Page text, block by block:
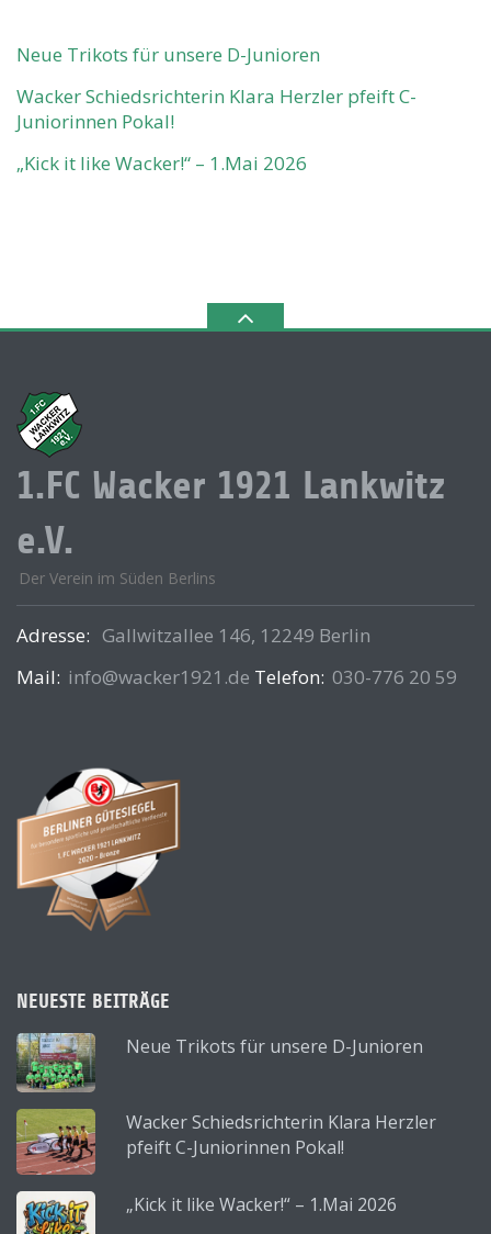
Neue Trikots für unsere D-Junioren
Wacker Schiedsrichterin Klara Herzler pfeift C-
Juniorinnen Pokal!
„Kick it like Wacker!“ – 1.Mai 2026
1.FC Wacker 1921 Lankwitz
e.V.
Der Verein im Süden Berlins
Adresse: Gallwitzallee 146, 12249 Berlin
Mail: info@wacker1921.de Telefon: 030-776 20 59
NEUESTE BEITRÄGE
Neue Trikots für unsere D-Junioren
Wacker Schiedsrichterin Klara Herzler
pfeift C-Juniorinnen Pokal!
„Kick it like Wacker!“ – 1.Mai 2026